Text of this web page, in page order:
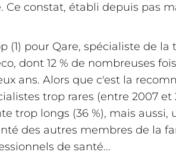
constat, établi depuis pas
(1) pour Qare, spécialiste de
dont 12 % de nombreuses
ans. Alors que c'est la
trop rares (entre 2007 et
trop longs (36 %), mais
des autres membres de la
de santé...